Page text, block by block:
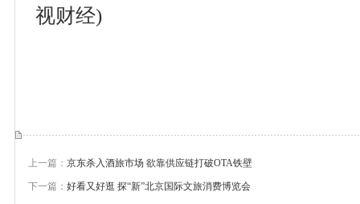
视财经)
上一篇： 京东杀入酒旅市场 欲靠供应链打破OTA铁壁
下一篇： 好看又好逛 探“新”北京国际文旅消费博览会